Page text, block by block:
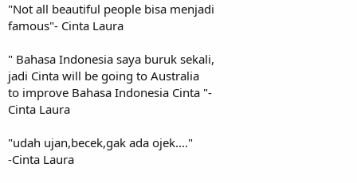
"Not all beautiful people bisa menjadi
famous"- Cinta Laura
" Bahasa Indonesia saya buruk sekali,
jadi Cinta will be going to Australia
to improve Bahasa Indonesia Cinta "-
Cinta Laura
"udah ujan,becek,gak ada ojek...."
-Cinta Laura